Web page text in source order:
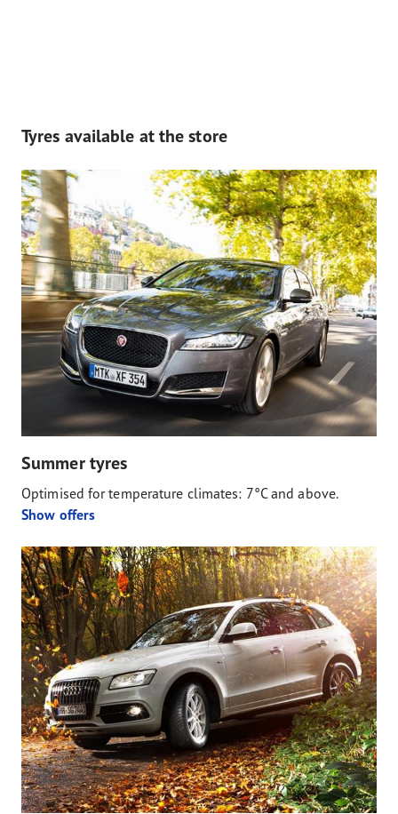
Tyres available at the store
Summer tyres
Optimised for temperature climates: 7°C and above.
Show offers